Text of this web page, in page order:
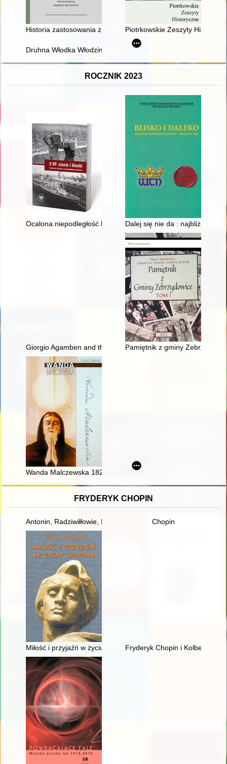
Historia zastosowania ziół w leczeniu problemów
Piotrkowskie Zeszyty
Druhna Włodka Włodzimiera
ROCZNIK 2023
Ocalona niepodległość latem 1920 rDalej się nie da : najbliższe
Giorgio Agamben and the concept of messianism
Pamiętnik z gminy
Wanda Malczewska 1822-1896 : droga do świętości
FRYDERYK CHOPIN
Antonin, Radziwiłłowie, Fryderyk Chopin [1810-1849]
Chopin
Miłość i przyjaźń w życiu ChopinaFryderyk Chopin i